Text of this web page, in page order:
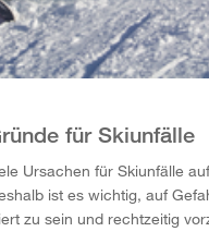
für Skiunfälle
Ursachen für Skiunfälle
ist es wichtig, auf
zu sein und rechtzeitig